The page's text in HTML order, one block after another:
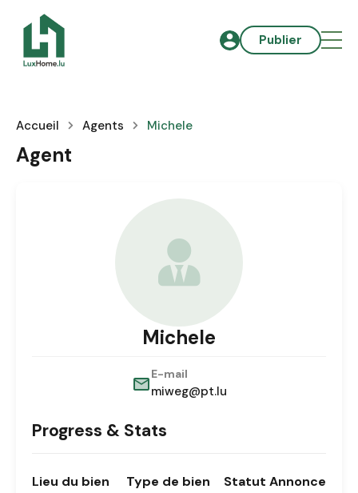
Publier
Accueil Agents Michele
Agent
Michele
E-mail
miweg@pt.lu
Progress & Stats
Lieu du bien Type de bien Statut Annonce